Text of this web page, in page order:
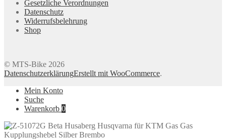
Gesetzliche Verordnungen
Datenschutz
Widerrufsbelehrung
Shop
© MTS-Bike 2026
DatenschutzerklärungErstellt mit WooCommerce.
Mein Konto
Suche
Warenkorb 0